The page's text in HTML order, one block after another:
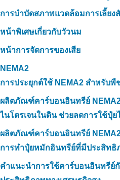
การบำบัดสภาพแวดล้อมการเลี้ยง
หน้าพิเศษเกี่ยวกับวัวนม
หน้าการจัดการของเสีย
NEMA2
การประยุกต์ใช้ NEMA2 สำหรับ
ผลิตภัณฑ์คาร์บอนอินทรีย์
ไนโตรเจนในดิน ช่วยลดการใช้ปุ๋
ผลิตภัณฑ์คาร์บอนอินทรีย์
การทำปุ๋ยหมักอินทรีย์ที่มีประสิทธิ
คำแนะนำการใช้คาร์บอนอินทรีย์